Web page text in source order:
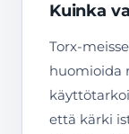
Kuinka
Torx-
huomioida
että kärki